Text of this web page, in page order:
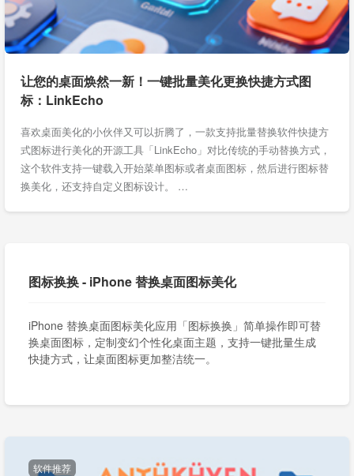
让您的桌面焕然一新！一键批量美化更换快捷方式图
标：LinkEcho
喜欢桌面美化的小伙伴又可以折腾了，一款支持批量替换软件快捷方
式图标进行美化的开源工具「LinkEcho」对比传统的手动替换方式，
这个软件支持一键载入开始菜单图标或者桌面图标，然后进行图标替
换美化，还支持自定义图标设计。 …
图标换换 - iPhone 替换桌面图标美化
iPhone 替换桌面图标美化应用「图标换换」简单操作即可替
换桌面图标，定制变幻个性化桌面主题，支持一键批量生成
快捷方式，让桌面图标更加整洁统一。
软件推荐